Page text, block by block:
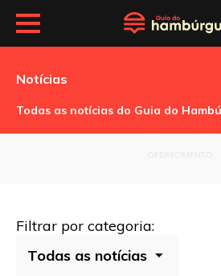
Notícias
Todas as notícias do Guia do
Filtrar por categoria: